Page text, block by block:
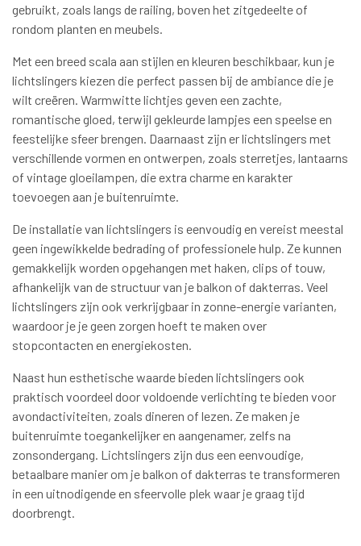
gebruikt, zoals langs de railing, boven het zitgedeelte of
rondom planten en meubels.
Met een breed scala aan stijlen en kleuren beschikbaar, kun je
lichtslingers kiezen die perfect passen bij de ambiance die je
wilt creëren. Warmwitte lichtjes geven een zachte,
romantische gloed, terwijl gekleurde lampjes een speelse en
feestelijke sfeer brengen. Daarnaast zijn er lichtslingers met
verschillende vormen en ontwerpen, zoals sterretjes, lantaarns
of vintage gloeilampen, die extra charme en karakter
toevoegen aan je buitenruimte.
De installatie van lichtslingers is eenvoudig en vereist meestal
geen ingewikkelde bedrading of professionele hulp. Ze kunnen
gemakkelijk worden opgehangen met haken, clips of touw,
afhankelijk van de structuur van je balkon of dakterras. Veel
lichtslingers zijn ook verkrijgbaar in zonne-energie varianten,
waardoor je je geen zorgen hoeft te maken over
stopcontacten en energiekosten.
Naast hun esthetische waarde bieden lichtslingers ook
praktisch voordeel door voldoende verlichting te bieden voor
avondactiviteiten, zoals dineren of lezen. Ze maken je
buitenruimte toegankelijker en aangenamer, zelfs na
zonsondergang. Lichtslingers zijn dus een eenvoudige,
betaalbare manier om je balkon of dakterras te transformeren
in een uitnodigende en sfeervolle plek waar je graag tijd
doorbrengt.